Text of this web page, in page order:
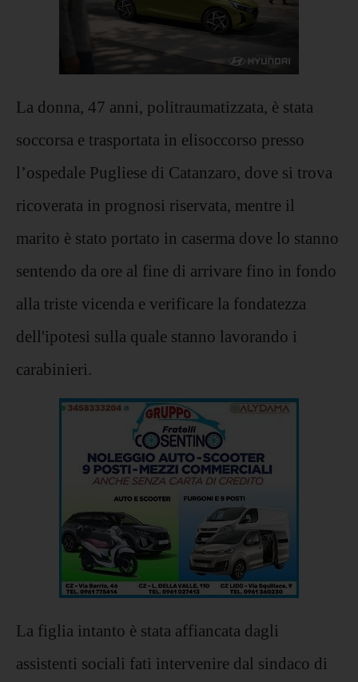
La donna, 47 anni, politraumatizzata, è stata
soccorsa e trasportata in elisoccorso presso
l’ospedale Pugliese di Catanzaro, dove si trova
ricoverata in prognosi riservata, mentre il
marito è stato portato in caserma dove lo stanno
sentendo da ore al fine di arrivare fino in fondo
alla triste vicenda e verificare la fondatezza
dell'ipotesi sulla quale stanno lavorando i
carabinieri.
La figlia intanto è stata affiancata dagli
assistenti sociali fati intervenire dal sindaco di